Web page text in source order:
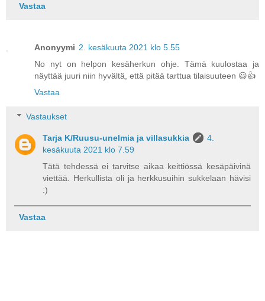
Vastaa
Anonyymi 2. kesäkuuta 2021 klo 5.55
No nyt on helpon kesäherkun ohje. Tämä kuulostaa ja
näyttää juuri niin hyvältä, että pitää tarttua tilaisuuteen 😃👍
Vastaa
Vastaukset
Tarja K/Ruusu-unelmia ja villasukkia
4.
kesäkuuta 2021 klo 7.59
Tätä tehdessä ei tarvitse aikaa keittiössä kesäpäivinä
viettää. Herkullista oli ja herkkusuihin sukkelaan hävisi
:)
Vastaa